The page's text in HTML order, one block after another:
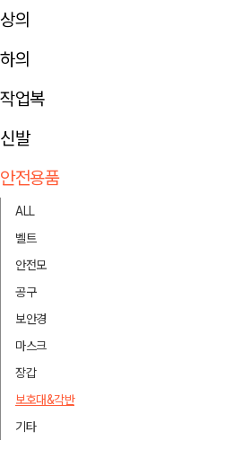
상의
하의
작업복
신발
안전용품
ALL
벨트
안전모
공구
보안경
마스크
장갑
보호대&각반
기타